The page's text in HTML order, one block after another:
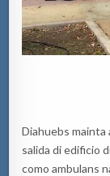
Diahuebs mainta
salida di edificio
como ambulans